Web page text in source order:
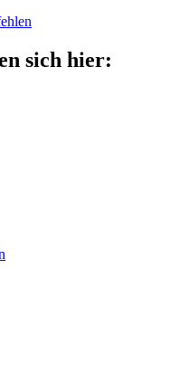
sich hier: